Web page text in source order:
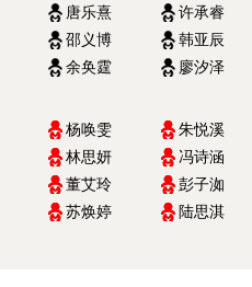
唐乐熹
许承睿
邵义博
韩亚辰
余奂霆 廖汐泽
杨唤雯
朱悦溪
林思妍
冯诗涵
董艾玲
彭子洳
苏焕婷 陆思淇